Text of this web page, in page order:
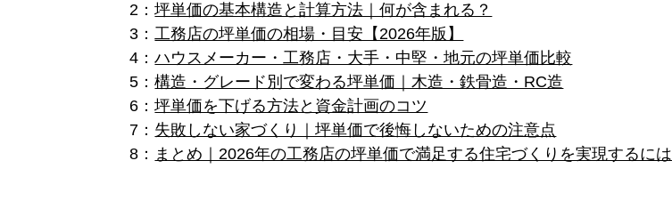
2：坪単価の基本構造と計算方法｜何が含まれる？
3：工務店の坪単価の相場・目安【2026年版】
4：ハウスメーカー・工務店・大手・中堅・地元の坪単価比較
5：構造・グレード別で変わる坪単価｜木造・鉄骨造・RC造
6：坪単価を下げる方法と資金計画のコツ
7： 失敗しない家づくり｜坪単価で後悔しないための注意点
8： まとめ｜2026年の工務店の坪単価で満足する住宅づくりを実現するには